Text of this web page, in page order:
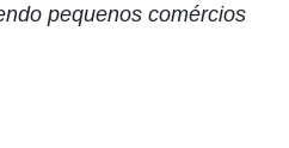
pequenos comércios